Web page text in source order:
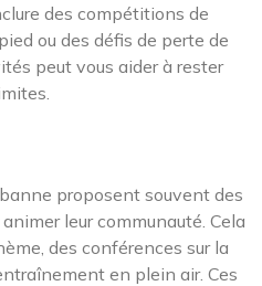
des compétitions de
ou des défis de perte de
peut vous aider à rester
proposent souvent des
leur communauté. Cela
des conférences sur la
en plein air. Ces